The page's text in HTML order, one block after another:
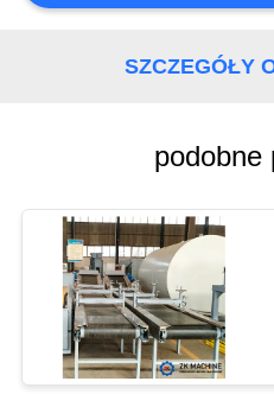
AKTUALNOŚCI
POPROSIĆ
WYCENĘ
SITEMAP
SZCZEGÓŁY
podobne